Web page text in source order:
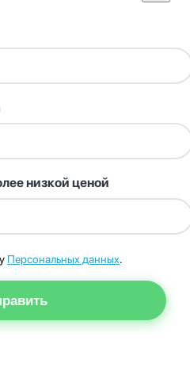
низкой ценой
Персональных данных.